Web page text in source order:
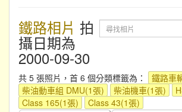
鐵路相片 拍
攝日期為
2000-09-30
共 5 張照片，首 6 個分類標籤為：
鐵路車
柴油動車組 DMU(1張)
柴油機車(1張)
Class 165(1張)
Class 43(1張)